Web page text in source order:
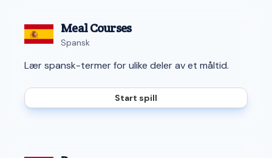
Meal Courses
Spansk
Lær spansk-termer for ulike deler av et måltid.
Start spill